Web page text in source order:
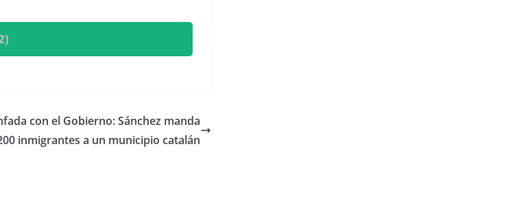
con el Gobierno: Sánchez manda
inmigrantes a un municipio catalán